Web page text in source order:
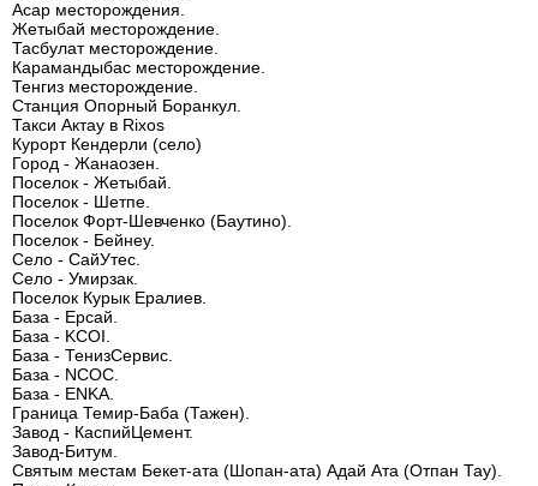
Асар месторождения.
Жетыбай месторождение.
Тасбулат месторождение.
Карамандыбас месторождение.
Тенгиз месторождение.
Станция Опорный Боранкул.
Такси Актау в Rixos
Курорт Кендерли (село)
Город - Жанаозен.
Поселок - Жетыбай.
Поселок - Шетпе.
Поселок Форт-Шевченко (Баутино).
Поселок - Бейнеу.
Село - СайУтес.
Село - Умирзак.
Поселок Курык Ералиев.
База - Ерсай.
База - KCOI.
База - ТенизСервис.
База - NCOC.
База - ENKA.
Граница Темир-Баба (Тажен).
Завод - КаспийЦемент.
Завод-Битум.
Святым местам Бекет-ата (Шопан-ата) Адай Ата (Отпан Тау).